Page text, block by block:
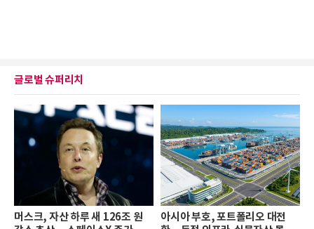
글로벌 슈퍼리치
머스크, 자산 하루 새 126조 원
아시아 부호, 포트폴리오 대전